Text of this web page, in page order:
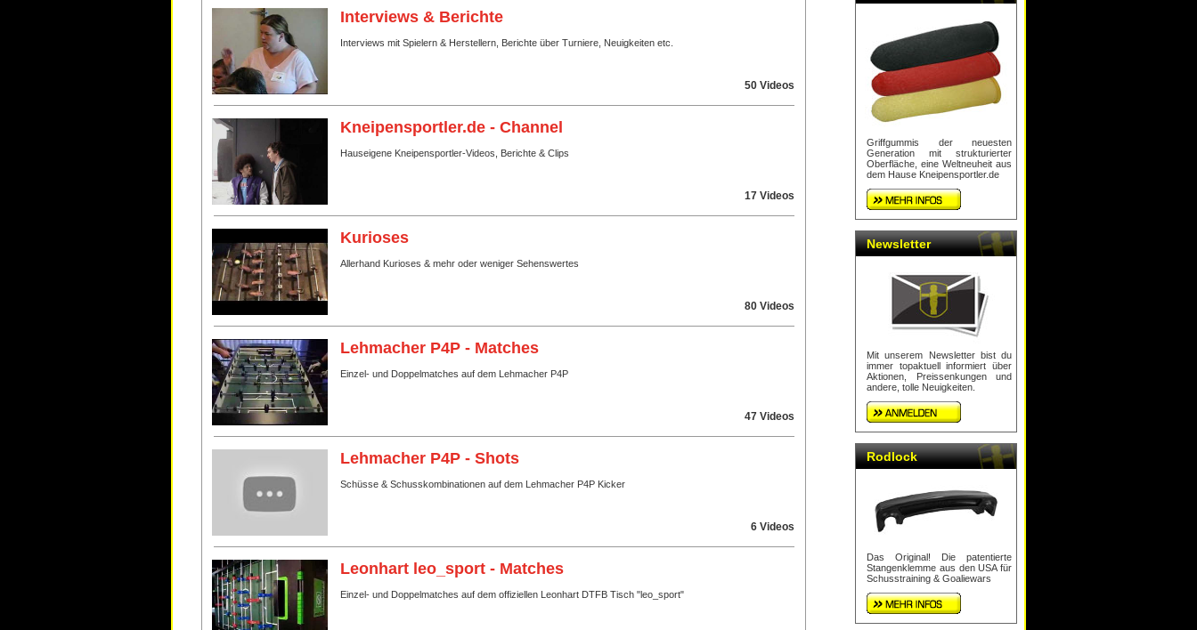
Interviews & Berichte
Interviews mit Spielern & Herstellern, Berichte über Turniere, Neuigkeiten etc.
50 Videos
Kneipensportler.de - Channel
Hauseigene Kneipensportler-Videos, Berichte & Clips
17 Videos
Kurioses
Allerhand Kurioses & mehr oder weniger Sehenswertes
80 Videos
Lehmacher P4P - Matches
Einzel- und Doppelmatches auf dem Lehmacher P4P
47 Videos
Lehmacher P4P - Shots
Schüsse & Schusskombinationen auf dem Lehmacher P4P Kicker
6 Videos
Leonhart leo_sport - Matches
Einzel- und Doppelmatches auf dem offiziellen Leonhart DTFB Tisch "leo_sport"
Griffgummis der neuesten
Generation mit strukturierter
Oberfläche, eine Weltneuheit aus
dem Hause Kneipensportler.de
Newsletter
Mit unserem Newsletter bist du
immer topaktuell informiert über
Aktionen, Preissenkungen und
andere, tolle Neuigkeiten.
Rodlock
Das Original! Die patentierte
Stangenklemme aus den USA für
Schusstraining & Goaliewars